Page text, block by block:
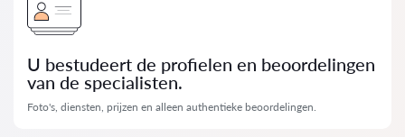
U bestudeert de profielen en beoordelingen
van de specialisten.
Foto's, diensten, prijzen en alleen authentieke beoordelingen.